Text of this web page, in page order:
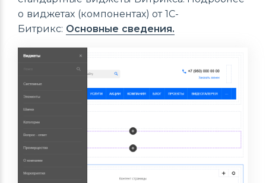
о виджетах (компонентах) от 1С-
Битрикс: Основные сведения.